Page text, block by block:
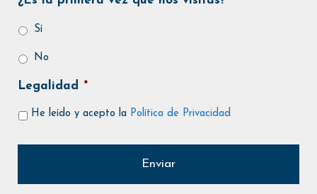
Sí
No
Legalidad *
He leído y acepto la Política de Privacidad